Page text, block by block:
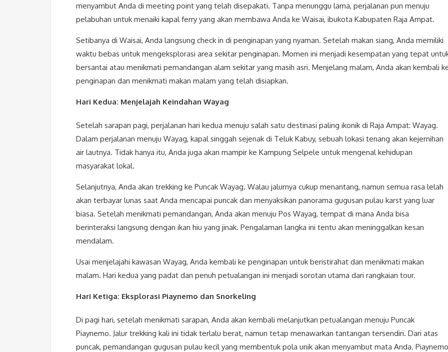
menyambut Anda di meeting point yang telah disepakati. Tanpa menunggu lama, perjalanan pun menuju
pelabuhan untuk menaiki kapal ferry yang akan membawa Anda ke Waisai, ibukota Kabupaten Raja Ampat.
Setibanya di Waisai, Anda langsung check in di penginapan yang nyaman. Setelah makan siang, Anda memiliki
waktu bebas untuk mengeksplorasi area sekitar penginapan. Momen ini menjadi kesempatan yang tepat
bersantai atau menikmati pemandangan alam sekitar yang masih asri. Menjelang malam, Anda akan kembali
penginapan dan menikmati makan malam yang telah disiapkan.
Hari Kedua: Menjelajah Keindahan Wayag
Setelah sarapan pagi, perjalanan hari kedua menuju salah satu destinasi paling ikonik di Raja Ampat: Wayag.
Dalam perjalanan menuju Wayag, kapal singgah sejenak di Teluk Kabuy, sebuah lokasi tenang akan kejernihan
air lautnya. Tidak hanya itu, Anda juga akan mampir ke Kampung Selpele untuk mengenal kehidupan
masyarakat lokal.
Selanjutnya, Anda akan trekking ke Puncak Wayag. Walau jalurnya cukup menantang, namun semua rasa lelah
akan terbayar lunas saat Anda mencapai puncak dan menyaksikan panorama gugusan pulau karst yang luar
biasa. Setelah menikmati pemandangan, Anda akan menuju Pos Wayag, tempat di mana Anda bisa
berinteraksi langsung dengan ikan hiu yang jinak. Pengalaman langka ini tentu akan meninggalkan kesan
mendalam.
Usai menjelajahi kawasan Wayag, Anda kembali ke penginapan untuk beristirahat dan menikmati makan
malam. Hari kedua yang padat dan penuh petualangan ini menjadi sorotan utama dari rangkaian tour.
Hari Ketiga: Eksplorasi Piaynemo dan Snorkeling
Di pagi hari, setelah menikmati sarapan, Anda akan kembali melanjutkan petualangan menuju Puncak
Piaynemo. Jalur trekking kali ini tidak terlalu berat, namun tetap menawarkan tantangan tersendiri. Dari atas
puncak, pemandangan gugusan pulau kecil yang membentuk pola unik akan menyambut mata Anda. Piaynemo